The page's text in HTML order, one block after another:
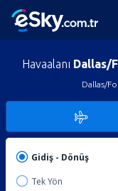
Havaalanı Dallas/
Dallas/
Gidiş - Dönüş
Tek Yön